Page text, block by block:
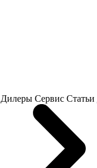
Дилеры Сервис Статьи